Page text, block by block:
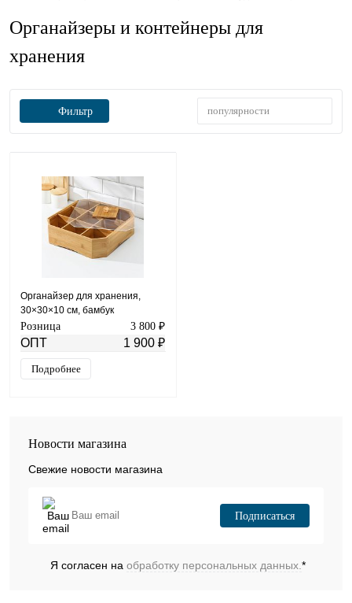
Органайзеры и контейнеры для
хранения
Фильтр популярности
Органайзер для хранения,
30×30×10 см, бамбук
Розница 3 800 ₽
ОПТ 1 900 ₽
Подробнее
Новости магазина
Свежие новости магазина
Подписаться
Я согласен на обработку персональных данных.*